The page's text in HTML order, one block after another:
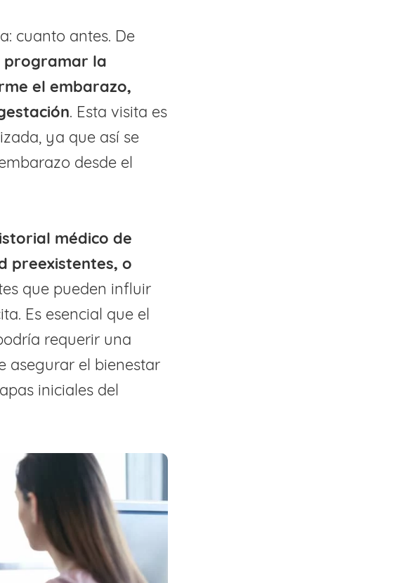
cuanto antes. De
programar la
el embarazo,
. Esta visita es
ya que así se
desde el
médico de
preexistentes, o
que pueden influir
Es esencial que el
requerir una
asegurar el bienestar
iniciales del